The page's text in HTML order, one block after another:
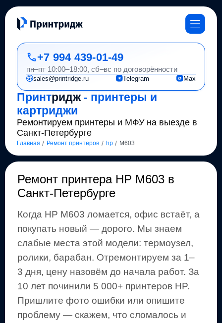
Принтридж- принтеры и
картриджи
Ремонтируем принтеры и МФУ на выезде в
Санкт-Петербурге
Главная / Ремонт принтеров / hp / M603
+7 994 439-01-49
пн–пт 10:00–18:00, сб–вс по договорённости
sales@printridge.ru Telegram Max
Ремонт принтера HP M603 в
Санкт-Петербурге
Когда HP M603 ломается, офис встаёт, а
покупать новый — дорого. Мы знаем
слабые места этой модели: термоузел,
ролики, барабан. Отремонтируем за 1–
3 дня, цену назовём до начала работ. За
10 лет починили 5 000+ принтеровHP.
Пришлите фото ошибки или опишите
проблему — скажем, что сломалось и